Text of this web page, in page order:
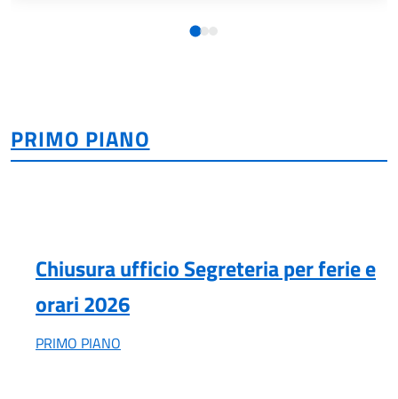
PRIMO PIANO
Chiusura ufficio Segreteria per ferie e
orari 2026
PRIMO PIANO